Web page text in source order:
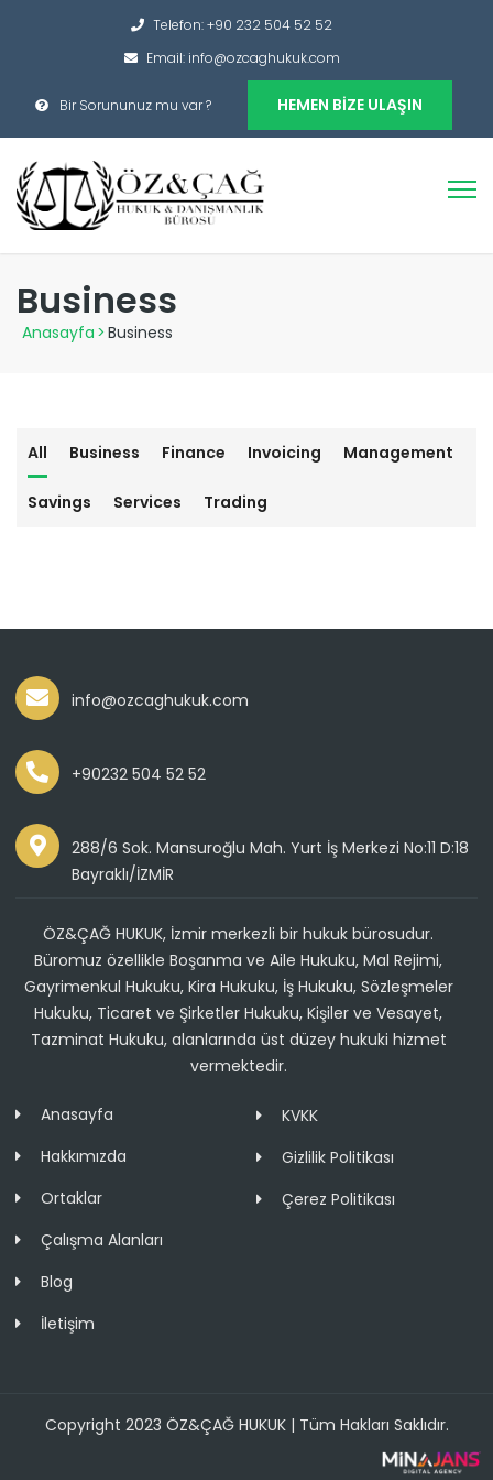
Telefon: +90 232 504 52 52
Email: info@ozcaghukuk.com
Bir Sorununuz mu var ? HEMEN BIZE ULAŞIN
Business
Anasayfa > Business
All Business Finance Invoicing Management
Savings Services Trading
info@ozcaghukuk.com
+90232 504 52 52
288/6 Sok. Mansuroğlu Mah. Yurt İş Merkezi No:11 D:18
Bayraklı/İZMİR
ÖZ&ÇAĞ HUKUK, İzmir merkezli bir hukuk bürosudur.
Büromuz özellikle Boşanma ve Aile Hukuku, Mal Rejimi,
Gayrimenkul Hukuku, Kira Hukuku, İş Hukuku, Sözleşmeler
Hukuku, Ticaret ve Şirketler Hukuku, Kişiler ve Vesayet,
Tazminat Hukuku, alanlarında üst düzey hukuki hizmet
vermektedir.
Anasayfa
Hakkımızda
Ortaklar
Çalışma Alanları
Blog
İletişim
KVKK
Gizlilik Politikası
Çerez Politikası
Copyright 2023 ÖZ&ÇAĞ HUKUK | Tüm Hakları Saklıdır.